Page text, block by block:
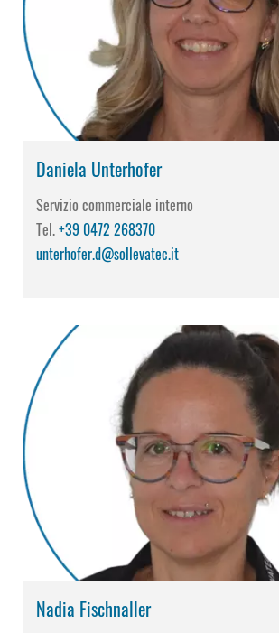
Daniela Unterhofer
Servizio commerciale interno
Tel.+39 0472 268370
unterhofer.d@sollevatec.it
Nadia Fischnaller